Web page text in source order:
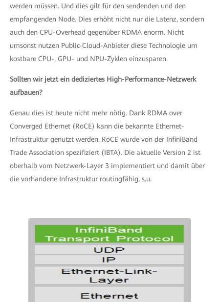
werden müssen. Und dies gilt für den sendenden und den
empfangenden Node. Dies erhöht nicht nur die Latenz, sondern
auch den CPU-Overhead gegenüber RDMA enorm. Nicht
umsonst nutzen Public-Cloud-Anbieter diese Technologie um
kostbare CPU-, GPU- und NPU-Zyklen einzusparen.
Sollten wir jetzt ein dediziertes High-Performance-Netzwerk
aufbauen?
Genau dies ist heute nicht mehr nötig. Dank RDMA over
Converged Ethernet (RoCE) kann die bekannte Ethernet-
Infrastruktur genutzt werden. RoCE wurde von der InfiniBand
Trade Association spezifiziert (IBTA). Die aktuelle Version 2 ist
oberhalb vom Netzwerk-Layer 3 implementiert und damit über
die vorhandene Infrastruktur routingfähig, s.u.